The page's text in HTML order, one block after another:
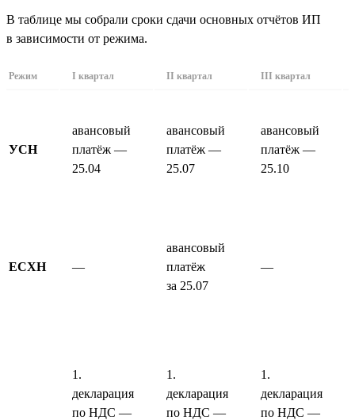
В таблице мы собрали сроки сдачи основных отчётов ИП
в зависимости от режима.
Режим I квартал II квартал III квартал
УСН
авансовый
платёж —
25.04
авансовый
платёж —
25.07
авансовый
платёж —
25.10
ЕСХН —
авансовый
платёж
за 25.07
—
1.
декларация
по НДС —
1.
декларация
по НДС —
1.
декларация
по НДС —